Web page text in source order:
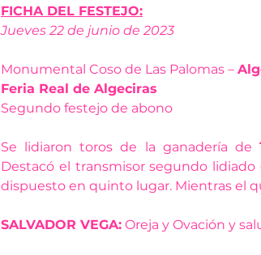
FICHA DEL FESTEJO:
Jueves 22 de junio de 2023
Monumental Coso de Las Palomas –
Feria Real de Algeciras
Segundo festejo de abono
Se lidiaron toros de la ganadería de
Destacó el transmisor segundo
dispuesto en quinto lugar. Mientras el
SALVADOR VEGA: Oreja y Ovación y